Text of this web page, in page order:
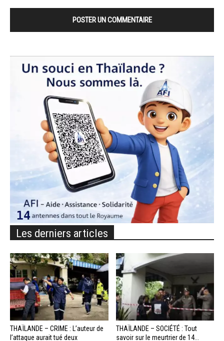
Les derniers articles
THAÏLANDE – CRIME : L’auteur de
l’attaque aurait tué deux
THAÏLANDE – SOCIÉTÉ : Tout
savoir sur le meurtrier de 14...